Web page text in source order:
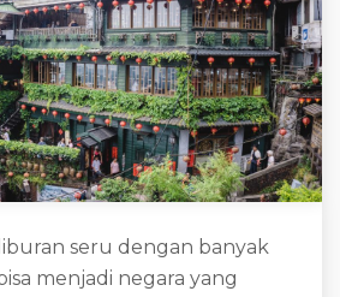
seru dengan banyak
menjadi negara yang